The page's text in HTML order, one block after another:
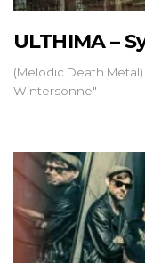
ULTHIMA –
(Melodic Death
Wintersonne"